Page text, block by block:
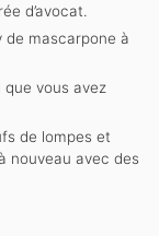
d’avocat.
de mascarpone à
que vous avez
de lompes et
nouveau avec des